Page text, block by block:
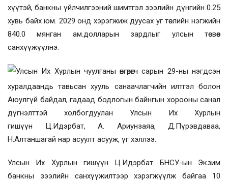
хүүтэй, банкны үйлчилгээний шимтгэл зээлийн дүнгийн 0.25
хувь байх юм. 2029 онд хэрэгжиж дуусах уг төслийн нэгжийн
840.0 мянган ам.долларын зардлыг улсын төсвөөс
санхүүжүүлнэ.
Улсын Их Хурлын чуулганы өнгөрөгч сарын 29-ны нэгдсэн
хуралдаандь тавьсан хууль санаачлагчийн илтгэл болон
Аюулгүй байдал, гадаад бодлогын байнгын хорооны санал
дүгнэлттэй холбогдуулан Улсын Их Хурлын
гишүүн Ц.Идэрбат, А. Ариунзаяа, Д.Пүрэвдаваа,
Н.Алтаншагай нар асуулт асууж, үг хэллээ.
Улсын Их Хурлын гишүүн Ц.Идэрбат БНСУ-ын Экзим
банкны зээлийн санхүүжилтээр хэрэгжүүлж байгаа 10